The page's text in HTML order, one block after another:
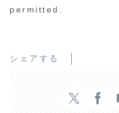
permitted.
シェアする